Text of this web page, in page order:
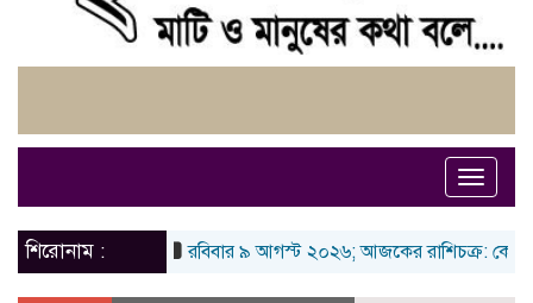
Toggle
শিরোনাম :
রবিবার ৯ আগস্ট ২০২৬; আজকের রাশিচক্র: কেমন